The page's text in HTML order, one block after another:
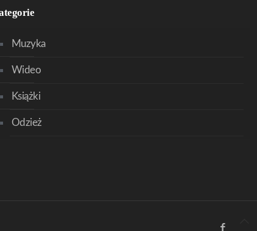
Muzyka
Wideo
Książki
Odzież